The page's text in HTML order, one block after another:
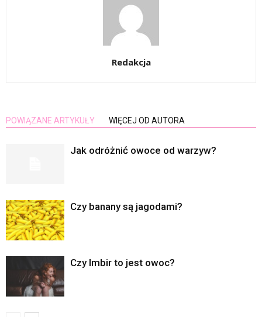
Redakcja
POWIĄZANE ARTYKUŁY WIĘCEJ OD AUTORA
Jak odróżnić owoce od warzyw?
Czy banany są jagodami?
Czy Imbir to jest owoc?